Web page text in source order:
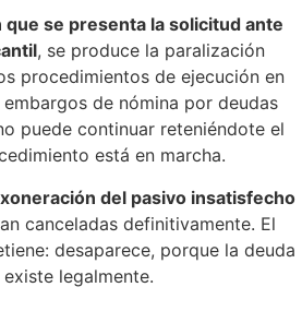
se presenta la solicitud ante
, se produce la paralización
procedimientos de ejecución en
de nómina por deudas
puede continuar reteniéndote el
está en marcha.
del pasivo insatisfecho
canceladas definitivamente. El
desaparece, porque la deuda
legalmente.